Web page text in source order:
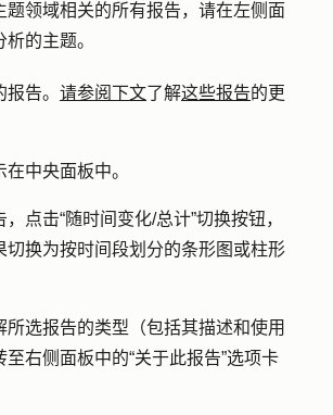
题领域相关的所有报告，请在左侧面
析的主题。
报告。 请参阅下文了解这些报告的更
中央面板中。
，点击“随时间变化/总计”切换按钮，
切换为按时间段划分的条形图或柱形
所选报告的类型（包括其描述和使用
至右侧面板中的“关于此报告”选项卡